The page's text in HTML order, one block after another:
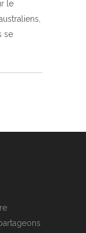
le
se